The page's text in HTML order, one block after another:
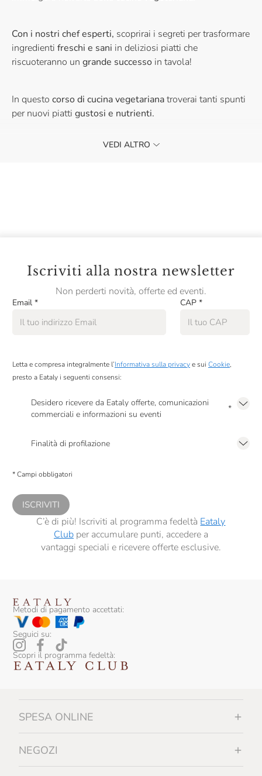
Con i nostri chef esperti, scoprirai i segreti per trasformare
ingredienti freschi e sani in deliziosi piatti che
riscuoteranno un grande successo in tavola!
In questo corso di cucina vegetarianatroverai tanti spunti
per nuovi piatti gustosi e nutrienti.
Realizzeremo insieme più ricette100% vegetariane
Diritto di recesso con almeno 5 giorni di preavviso
Per maggiori informazioni: didattica.firenze@eataly.com
VEDI ALTRO
Iscriviti alla nostra newsletter
Non perderti novità, offerte ed eventi.
Email * CAP *
Letta e compresa integralmente l’Informativa sulla privacye sui Cookie,
presto a Eataly i seguenti consensi:
Desidero ricevere da Eataly offerte, comunicazioni
commerciali e informazioni su eventi
*
Finalità di profilazione
comunicazioni commerciali personalizzate, in caso di consenso prestato ai
* Campi obbligatori
ISCRIVITI
C’è di più! Iscriviti al programma fedeltà Eataly
Clubper accumulare punti, accedere a
vantaggi speciali e ricevere offerte esclusive.
Metodi di pagamento accettati:
Seguici su:
Scopri il programma fedeltà:
SPESA ONLINE
NEGOZI